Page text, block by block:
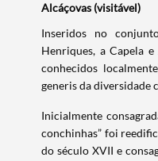
Alcáçovas (visitável)
Inseridos no
Henriques, a Capela
conhecidos
generis da diversidade
Inicialmente
conchinhas” foi
do século XVII e